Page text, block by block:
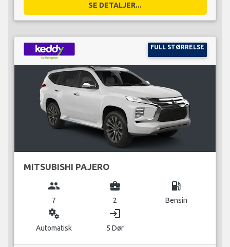
SE DETALJER...
FULL STØRRELSE
MITSUBISHI PAJERO
group
7
business_center
2
local_gas_station
Bensin
miscellaneous_services
Automatisk
login
5 Dør